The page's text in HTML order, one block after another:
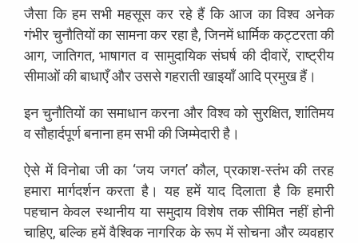
जैसा कि हम सभी महसूस कर रहे हैं कि आज का विश्व अनेक
गंभीर चुनौतियों का सामना कर रहा है, जिनमें धार्मिक कट्टरता की
आग, जातिगत, भाषागत व सामुदायिक संघर्ष की दीवारें, राष्ट्रीय
सीमाओं की बाधाएँ और उससे गहराती खाइयाँ आदि प्रमुख हैं।
इन चुनौतियों का समाधान करना और विश्व को सुरक्षित, शांतिमय
व सौहार्दपूर्ण बनाना हम सभी की जिम्मेदारी है।
ऐसे में विनोबा जी का ‘जय जगत’ कौल, प्रकाश-स्तंभ की तरह
हमारा मार्गदर्शन करता है। यह हमें याद दिलाता है कि हमारी
पहचान केवल स्थानीय या समुदाय विशेष तक सीमित नहीं होनी
चाहिए, बल्कि हमें वैश्विक नागरिक के रूप में सोचना और व्यवहार